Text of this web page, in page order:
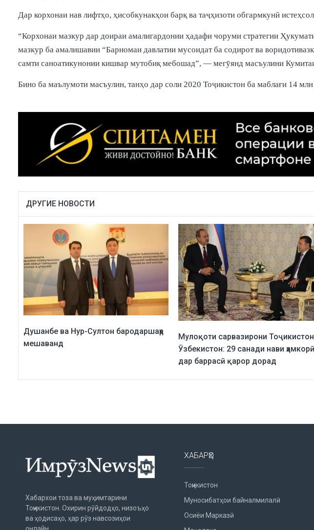
Дар корхонаи нав лифтҳо, ҳисобкунакҳои барқ ва таҷҳизоти обгармкунӣ
“Корхонаи мазкур дар доираи амалигардонии ҳадафи чоруми стратегии
мазкур ба амалишавии “Барномаи давлатии мусоидат ба содирот ва
самти саноатикунонии кишвар мутобиқ мебошад”, — мегӯянд масъулини
Бино ба маълумоти масъулин, танҳо дар соли 2020 Тоҷикистон ба маблағи 14
ДРУГИЕ НОВОСТИ
Душанбе ва Нур-Султон бародаршаҳр
мешаванд
Мулоқоти сарвазирони
Ӯзбекистон: 29 санади нави ҳамкорӣ
дар баррасӣ қарор дорад
Хабархои тоза ва муҳимтарини
Тоҷикистон. Охирин рӯйдодҳо, низоъҳо
ва ҳодисаҳо, ҳар рӯз навсозиҳои
ХАБАРҲО
Тоҷикистон
Муносибатҳои байналмилалӣ
Осиёи Марказӣ